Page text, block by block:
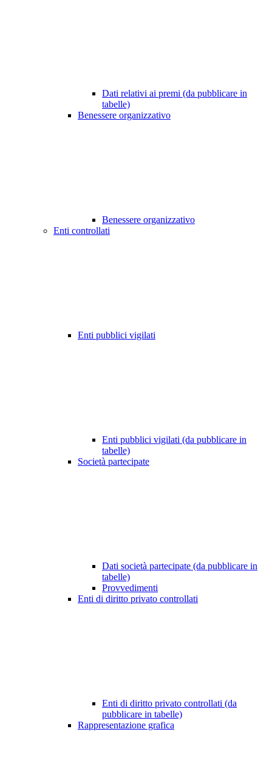
Dati relativi ai premi (da pubblicare in
tabelle)
Benessere organizzativo
Benessere organizzativo
Enti controllati
Enti pubblici vigilati
Enti pubblici vigilati (da pubblicare in
tabelle)
Società partecipate
Dati società partecipate (da pubblicare in
tabelle)
Provvedimenti
Enti di diritto privato controllati
Enti di diritto privato controllati (da
pubblicare in tabelle)
Rappresentazione grafica